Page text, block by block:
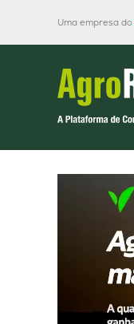
Uma empresa do